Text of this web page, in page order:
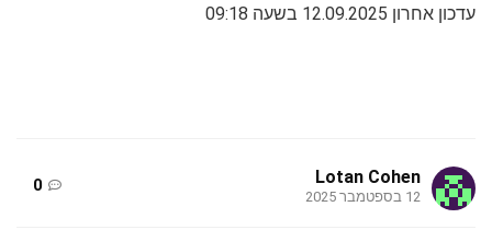
עדכון אחרון 12.09.2025 בשעה 09:18
Lotan Cohen
12 בספטמבר 2025
0